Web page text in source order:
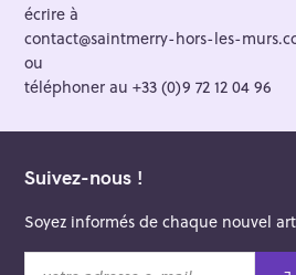
écrire à
contact@saintmerry-hors-les-
ou
téléphoner au +33 (0)9 72 12 04 96
Suivez-nous !
Soyez informés de chaque nouvel